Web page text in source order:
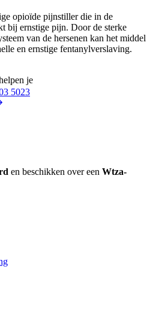
opioïde pijnstiller die in de
bij ernstige pijn. Door de sterke
van de hersenen kan het middel
en ernstige fentanylverslaving.
je
5023
en beschikken over een Wtza-